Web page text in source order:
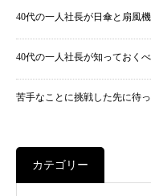
40代の一人社長が日傘と扇風
40代の一人社長が知っておく
苦手なことに挑戦した先に待
カテゴリー